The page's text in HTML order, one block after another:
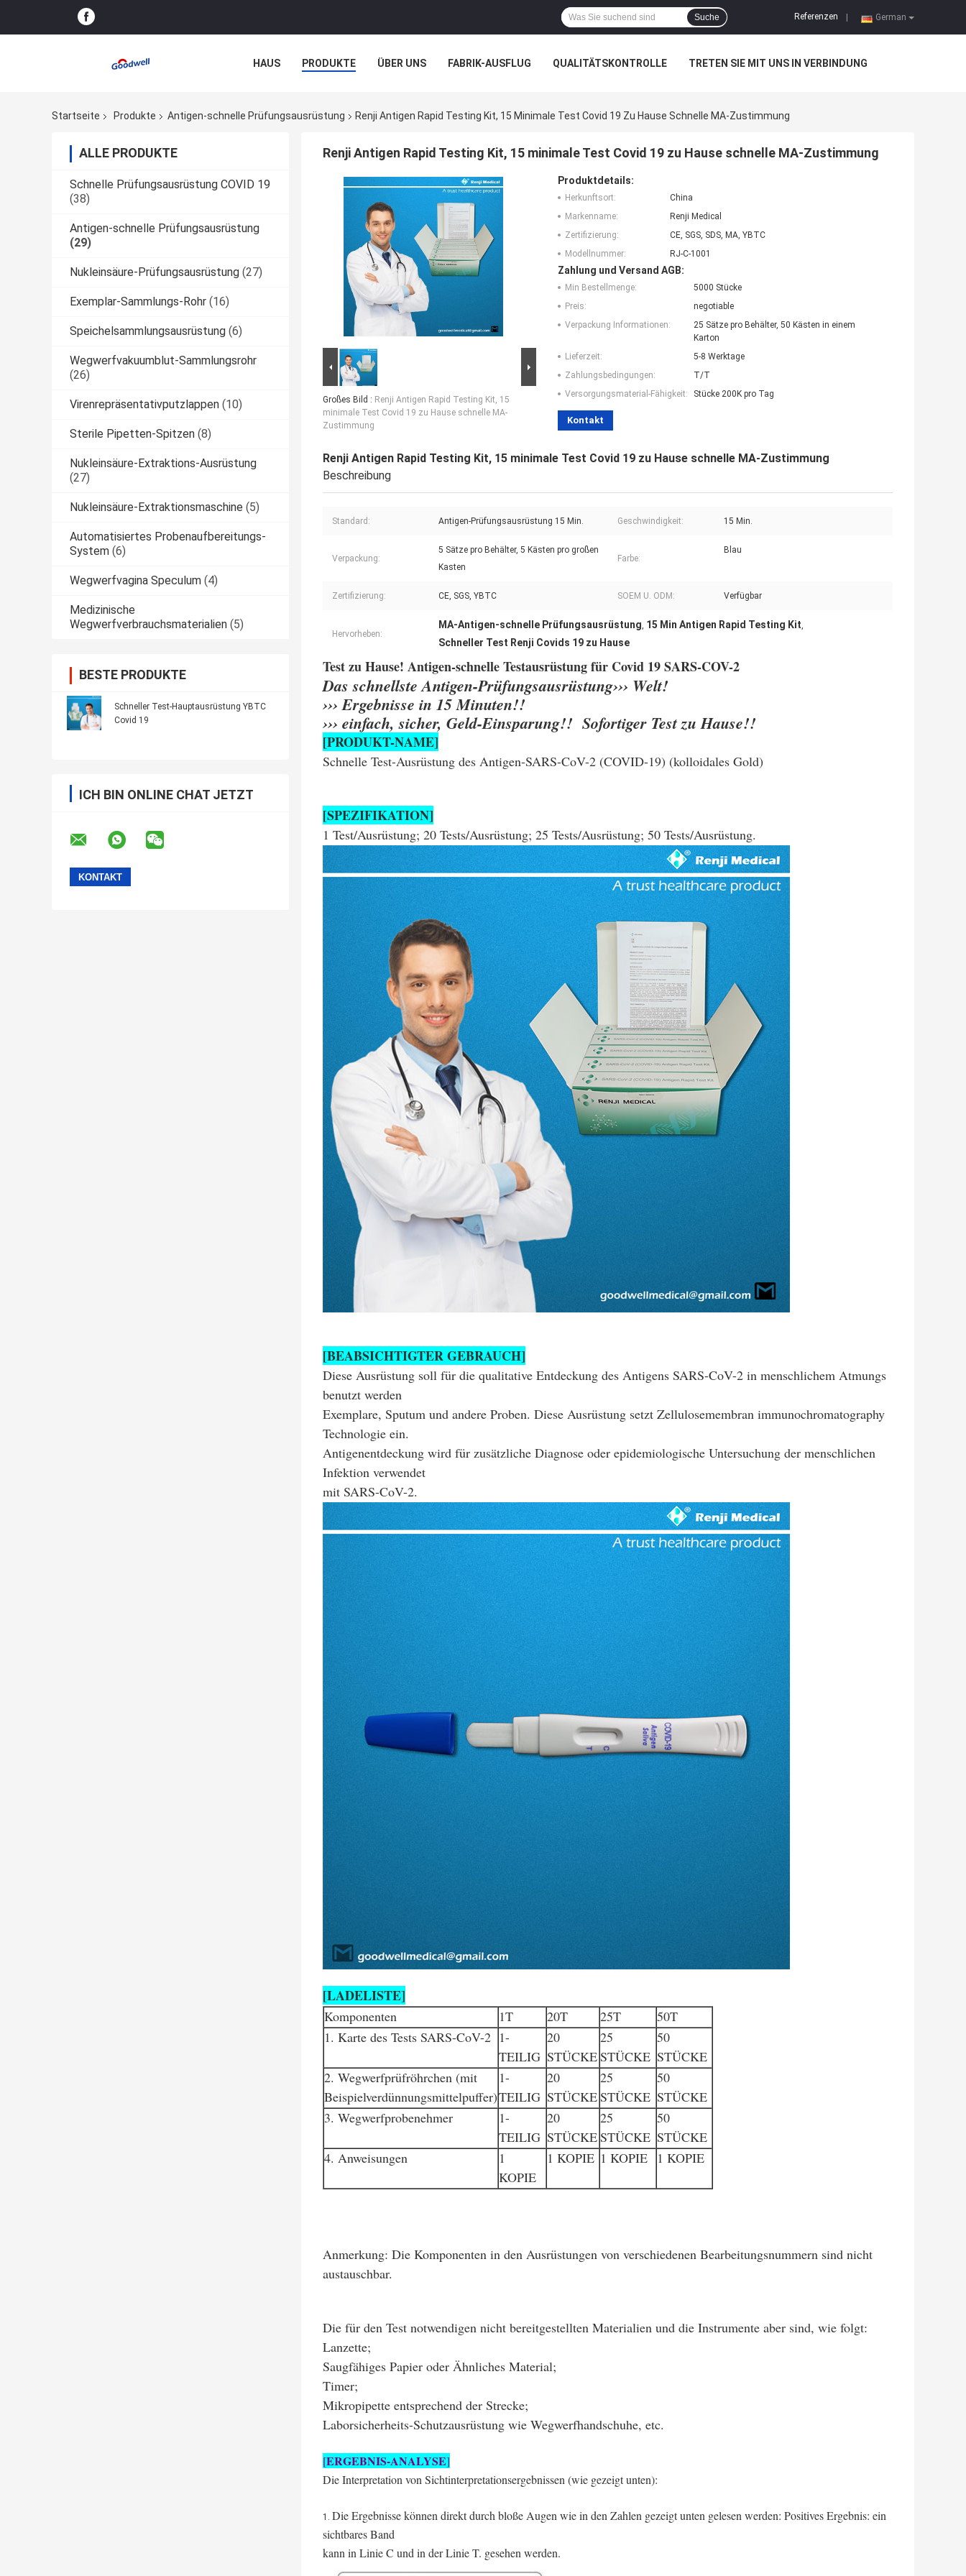
German
Referenzen
Suche
HAUS PRODUKTE ÜBER UNS FABRIK-AUSFLUG QUALITÄTSKONTROLLE TRETEN SIE MIT UNS IN VERBINDUNG
Startseite
Produkte Antigen-schnelle Prüfungsausrüstung Renji Antigen Rapid Testing Kit, 15 Minimale Test Covid 19 Zu Hause Schnelle MA-Zustimmung
ALLE PRODUKTE
Schnelle Prüfungsausrüstung COVID 19
(38)
Antigen-schnelle Prüfungsausrüstung
(29)
Nukleinsäure-Prüfungsausrüstung (27)
Exemplar-Sammlungs-Rohr (16)
Speichelsammlungsausrüstung (6)
Wegwerfvakuumblut-Sammlungsrohr
(26)
Virenrepräsentativputzlappen (10)
Sterile Pipetten-Spitzen (8)
Nukleinsäure-Extraktions-Ausrüstung
(27)
Nukleinsäure-Extraktionsmaschine (5)
Automatisiertes Probenaufbereitungs-
System (6)
Wegwerfvagina Speculum (4)
Medizinische
Wegwerfverbrauchsmaterialien (5)
BESTE PRODUKTE
Schneller Test-Hauptausrüstung YBTC
Covid 19
ICH BIN ONLINE CHAT JETZT
Renji Antigen Rapid Testing Kit, 15 minimale Test Covid 19 zu Hause schnelle MA-Zustimmung
Großes Bild : Renji Antigen Rapid Testing Kit, 15
minimale Test Covid 19 zu Hause schnelle MA-
Zustimmung
Produktdetails:
Herkunftsort:
China
Markenname:
Renji Medical
Zertifizierung:
CE, SGS, SDS, MA, YBTC
Modellnummer:
RJ-C-1001
Zahlung und Versand AGB:
Min Bestellmenge:
5000 Stücke
Preis:
negotiable
Verpackung Informationen:
25 Sätze pro Behälter, 50 Kästen in einem
Karton
Lieferzeit:
5-8 Werktage
Zahlungsbedingungen:
T/T
Versorgungsmaterial-Fähigkeit:
Stücke 200K pro Tag
Kontakt
Renji Antigen Rapid Testing Kit, 15 minimale Test Covid 19 zu Hause schnelle MA-Zustimmung
Beschreibung
Standard: Antigen-Prüfungsausrüstung 15 Min. Geschwindigkeit: 15 Min.
Verpackung:
5 Sätze pro Behälter, 5 Kästen pro großen
Kasten
Farbe:
Blau
Zertifizierung: CE, SGS, YBTC SOEM U. ODM: Verfügbar
Hervorheben:
MA-Antigen-schnelle Prüfungsausrüstung, 15 Min Antigen Rapid Testing Kit,
Schneller Test Renji Covids 19 zu Hause
Test zu Hause! Antigen-schnelle Testausrüstung für Covid 19 SARS-COV-2
Das schnellste Antigen-Prüfungsausrüstung››› Welt!
››› Ergebnisse in 15 Minuten!!
››› einfach, sicher, Geld-Einsparung!! Sofortiger Test zu Hause!!
[PRODUKT-NAME]
Schnelle Test-Ausrüstung des Antigen-SARS-CoV-2 (COVID-19) (kolloidales Gold)
[SPEZIFIKATION]
1 Test/Ausrüstung; 20 Tests/Ausrüstung; 25 Tests/Ausrüstung; 50 Tests/Ausrüstung.
[BEABSICHTIGTER GEBRAUCH]
Diese Ausrüstung soll für die qualitative Entdeckung des Antigens SARS-CoV-2 in menschlichem Atmungs
benutzt werden
Exemplare, Sputum und andere Proben. Diese Ausrüstung setzt Zellulosemembran immunochromatography
Technologie ein.
Antigenentdeckung wird für zusätzliche Diagnose oder epidemiologische Untersuchung der menschlichen
Infektion verwendet
mit SARS-CoV-2.
[LADELISTE]
Komponenten 1T 20T 25T
50T
1. Karte des Tests SARS-CoV-2 1-
TEILIG
20
STÜCKE
25
STÜCKE
50
STÜCKE
2. Wegwerfprüfröhrchen (mit
Beispielverdünnungsmittelpuffer)
1-
TEILIG
20
STÜCKE
25
STÜCKE
50
STÜCKE
3. Wegwerfprobenehmer
1-
TEILIG
20
STÜCKE
25
STÜCKE
50
STÜCKE
4. Anweisungen
1
KOPIE
1 KOPIE 1 KOPIE 1 KOPIE
Anmerkung: Die Komponenten in den Ausrüstungen von verschiedenen Bearbeitungsnummern sind nicht
austauschbar.
Die für den Test notwendigen nicht bereitgestellten Materialien und die Instrumente aber sind, wie folgt:
Lanzette;
Saugfähiges Papier oder Ähnliches Material;
Timer;
Mikropipette entsprechend der Strecke;
Laborsicherheits-Schutzausrüstung wie Wegwerfhandschuhe, etc.
[ERGEBNIS-ANALYSE]
Die Interpretation von Sichtinterpretationsergebnissen (wie gezeigt unten):
1. Die Ergebnisse können direkt durch bloße Augen wie in den Zahlen gezeigt unten gelesen werden: Positives Ergebnis: ein
sichtbares Band
kann in Linie C und in der Linie T. gesehen werden.